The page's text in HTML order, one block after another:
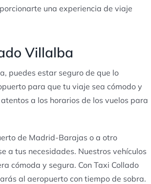
una experiencia de viaje
Villalba
puedes estar seguro de que lo
para que tu viaje sea cómodo y
a los horarios de los vuelos para
de Madrid-Barajas o a otro
a tus necesidades. Nuestros vehículos
cómoda y segura. Con Taxi Collado
al aeropuerto con tiempo de sobra.